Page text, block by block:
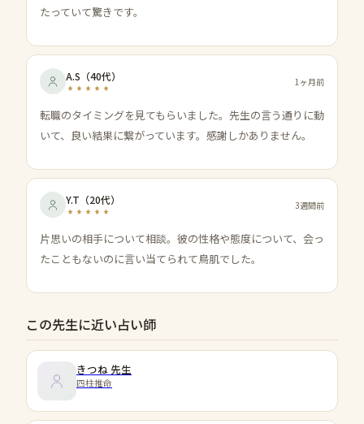
たっていて驚きです。
A.S （40代） 1ヶ月前
転職のタイミングを見てもらいました。先生の言う通りに動
いて、良い結果に繋がっています。感謝しかありません。
Y.T （20代） 3週間前
片思いの相手について相談。彼の性格や態度について、会っ
たこともないのに言い当てられて鳥肌でした。
この先生に近い占い師
きつね 先生
四柱推命